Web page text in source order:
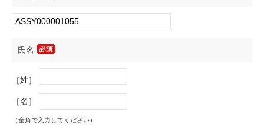
氏名
［姓］
［名］
（全角で入力してください）